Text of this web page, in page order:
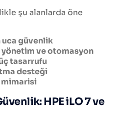
şu alanlarda öne
güvenlik
ve otomasyon
tasarrufu
desteği
mimarisi
HPE iLO 7 ve